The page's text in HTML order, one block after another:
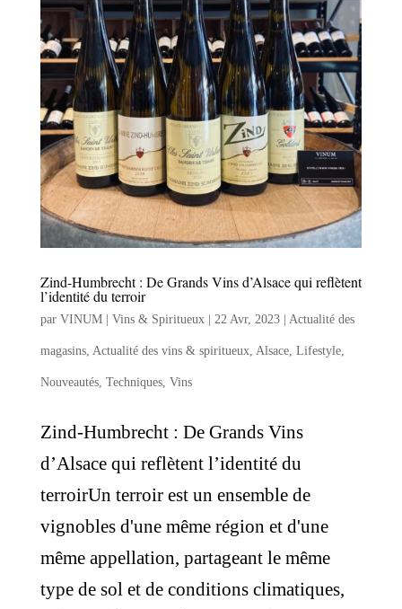
Zind-Humbrecht : De Grands Vins d’Alsace qui reflètent
l’identité du terroir
par VINUM | Vins & Spiritueux| 22 Avr, 2023| Actualité des
magasins, Actualité des vins & spiritueux, Alsace, Lifestyle,
Nouveautés, Techniques, Vins
Zind-Humbrecht : De Grands Vins
d’Alsace qui reflètent l’identité du
terroirUn terroir est un ensemble de
vignobles d'une même région et d'une
même appellation, partageant le même
type de sol et de conditions climatiques,